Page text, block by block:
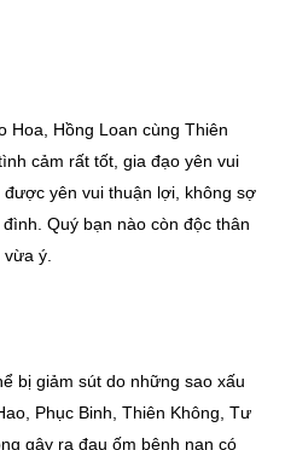
Hoa, Hồng Loan cùng Thiên
cảm rất tốt, gia đạo yên vui
yên vui thuận lợi, không sợ
Quý bạn nào còn độc thân
ý.
bị giảm sút do những sao xấu
Phục Binh, Thiên Không, Tư
gây ra đau ốm bệnh nạn có